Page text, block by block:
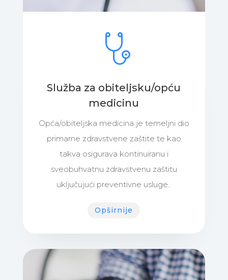
Služba za obiteljsku/opću
medicinu
Opća/obiteljska medicina je temeljni dio
primarne zdravstvene zaštite te kao
takva osigurava kontinuiranu i
sveobuhvatnu zdravstvenu zaštitu
uključujući preventivne usluge..
Opširnije